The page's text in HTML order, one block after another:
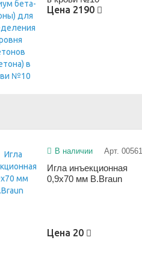
Цена 2190
В наличии Арт. 00561
Игла инъекционная
0,9х70 мм B.Braun
Цена 20